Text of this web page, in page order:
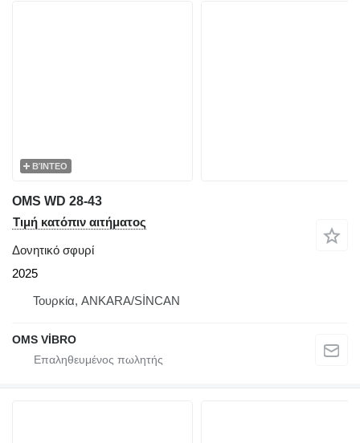
ΒΊΝΤΕΟ
OMS WD 28-43
Τιμή κατόπιν αιτήματος
Δονητικό σφυρί
2025
Τουρκία, ANKARA/SİNCAN
OMS VİBRO